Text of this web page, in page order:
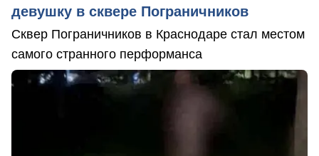
девушку в сквере Пограничников
Сквер Пограничников в Краснодаре стал местом
самого странного перформанса